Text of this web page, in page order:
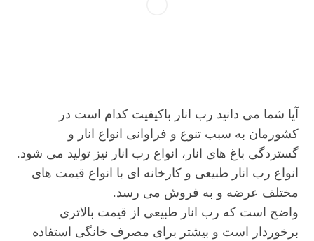
آیا شما می دانید رب انار باکیفیت کدام است در
کشورمان به سبب تنوع و فراوانی انواع انار و
گستردگی باغ های انار، انواع رب انار نیز تولید می شود.
انواع رب انار طبیعی و کارخانه ای با انواع قیمت های
مختلف عرضه و به فروش می رسد.
واضح است که رب انار طبیعی از قیمت بالاتری
برخوردار است و بیشتر برای مصرف خانگی استفاده